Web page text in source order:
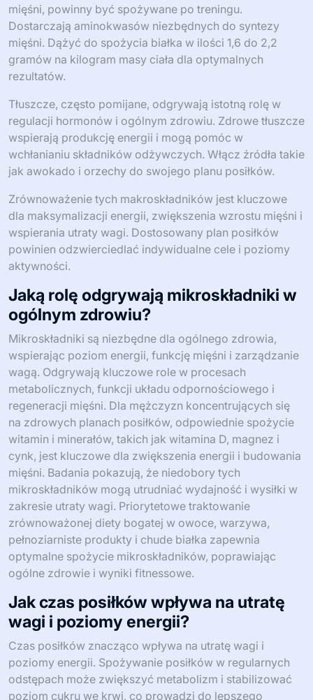
mięśni, powinny być spożywane po treningu.
Dostarczają aminokwasów niezbędnych do syntezy
mięśni. Dążyć do spożycia białka w ilości 1,6 do 2,2
gramów na kilogram masy ciała dla optymalnych
rezultatów.
Tłuszcze, często pomijane, odgrywają istotną rolę w
regulacji hormonów i ogólnym zdrowiu. Zdrowe tłuszcze
wspierają produkcję energii i mogą pomóc w
wchłanianiu składników odżywczych. Włącz źródła takie
jak awokado i orzechy do swojego planu posiłków.
Zrównoważenie tych makroskładników jest kluczowe
dla maksymalizacji energii, zwiększenia wzrostu mięśni i
wspierania utraty wagi. Dostosowany plan posiłków
powinien odzwierciedlać indywidualne cele i poziomy
aktywności.
Jaką rolę odgrywają mikroskładniki w
ogólnym zdrowiu?
Mikroskładniki są niezbędne dla ogólnego zdrowia,
wspierając poziom energii, funkcję mięśni i zarządzanie
wagą. Odgrywają kluczowe role w procesach
metabolicznych, funkcji układu odpornościowego i
regeneracji mięśni. Dla mężczyzn koncentrujących się
na zdrowych planach posiłków, odpowiednie spożycie
witamin i minerałów, takich jak witamina D, magnez i
cynk, jest kluczowe dla zwiększenia energii i budowania
mięśni. Badania pokazują, że niedobory tych
mikroskładników mogą utrudniać wydajność i wysiłki w
zakresie utraty wagi. Priorytetowe traktowanie
zrównoważonej diety bogatej w owoce, warzywa,
pełnoziarniste produkty i chude białka zapewnia
optymalne spożycie mikroskładników, poprawiając
ogólne zdrowie i wyniki fitnessowe.
Jak czas posiłków wpływa na utratę
wagi i poziomy energii?
Czas posiłków znacząco wpływa na utratę wagi i
poziomy energii. Spożywanie posiłków w regularnych
odstępach może zwiększyć metabolizm i stabilizować
poziom cukru we krwi, co prowadzi do lepszego